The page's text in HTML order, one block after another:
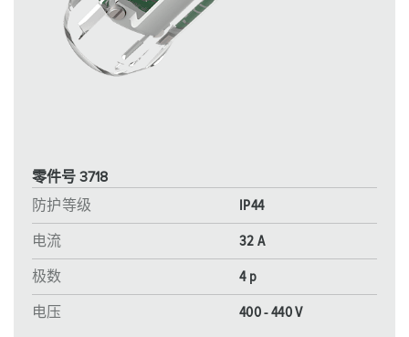
零件号 3718
防护等级
IP44
电流 32 A
极数 4 p
电压 400 - 440 V